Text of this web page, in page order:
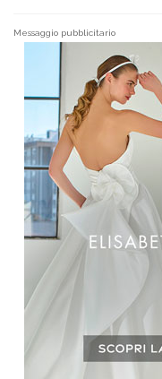
Messaggio pubblicitario